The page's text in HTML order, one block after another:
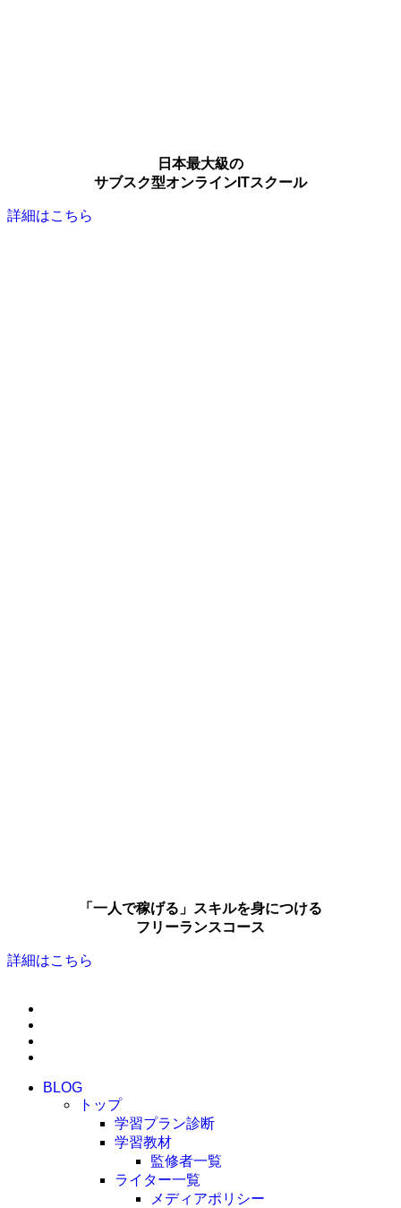
日本最大級の
サブスク型オンラインITスクール
詳細はこちら
「一人で稼げる」スキルを身につける
フリーランスコース
詳細はこちら
BLOG
トップ
学習プラン診断
学習教材
監修者一覧
ライター一覧
メディアポリシー